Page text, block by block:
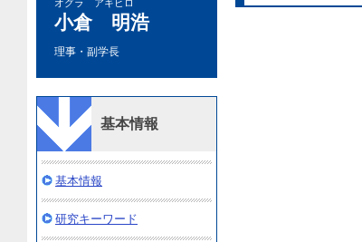
オグラ アキヒロ
小倉 明浩
理事・副学長
基本情報
基本情報
研究キーワード